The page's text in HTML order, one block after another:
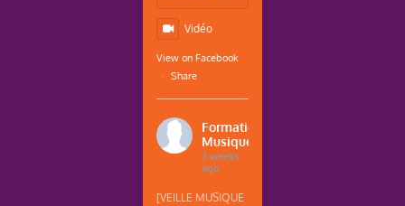
Vidéo
View on Facebook
·
Share
Formations
Musique
3 weeks
ago
[VEILLE MUSIQUE